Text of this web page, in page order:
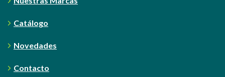
Catálogo
Novedades
Contacto